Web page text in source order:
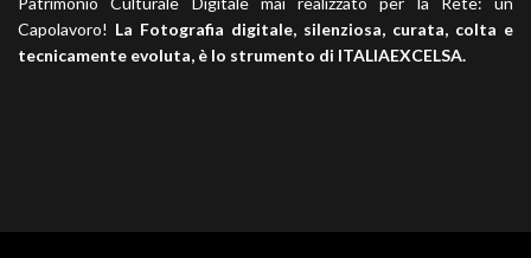
Capolavoro! La Fotografia digitale, silenziosa, curata, colta e
tecnicamente evoluta, è lo strumento di ITALIAEXCELSA.